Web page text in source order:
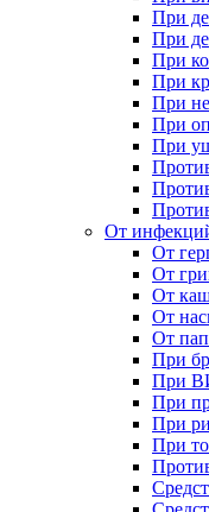
При
При
При
При
При
При
При
От
От
От
От
От
От
При
При
При
При
При